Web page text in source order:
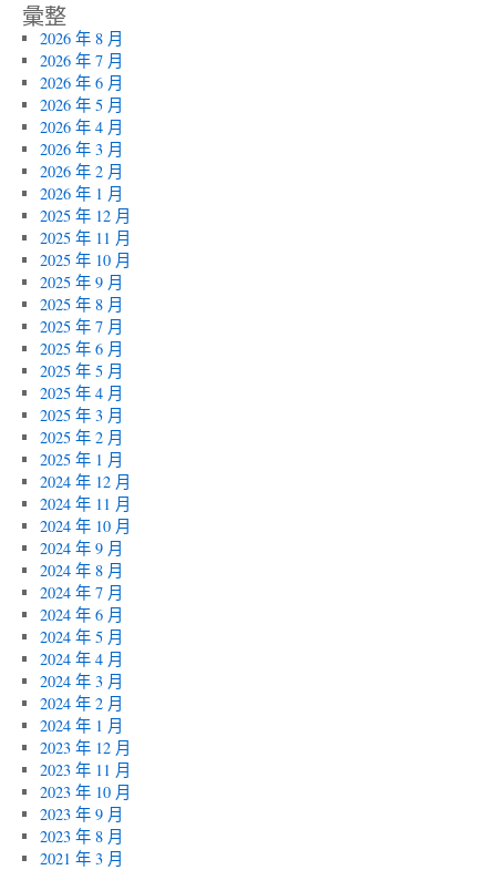
彙整
2026 年 8 月
2026 年 7 月
2026 年 6 月
2026 年 5 月
2026 年 4 月
2026 年 3 月
2026 年 2 月
2026 年 1 月
2025 年 12 月
2025 年 11 月
2025 年 10 月
2025 年 9 月
2025 年 8 月
2025 年 7 月
2025 年 6 月
2025 年 5 月
2025 年 4 月
2025 年 3 月
2025 年 2 月
2025 年 1 月
2024 年 12 月
2024 年 11 月
2024 年 10 月
2024 年 9 月
2024 年 8 月
2024 年 7 月
2024 年 6 月
2024 年 5 月
2024 年 4 月
2024 年 3 月
2024 年 2 月
2024 年 1 月
2023 年 12 月
2023 年 11 月
2023 年 10 月
2023 年 9 月
2023 年 8 月
2021 年 3 月